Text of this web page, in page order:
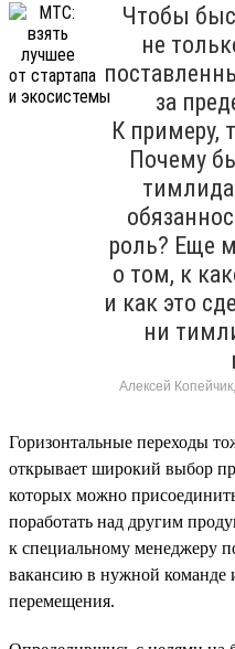
Чтобы
не
за
К примеру,
Почему
тимлида
роль? Еще
о том, к
и как это
ни
Алексей
Горизонтальные переходы
открывает широкий выбор
которых можно
поработать над другим
к специальному менеджеру
вакансию в нужной команде
перемещения.